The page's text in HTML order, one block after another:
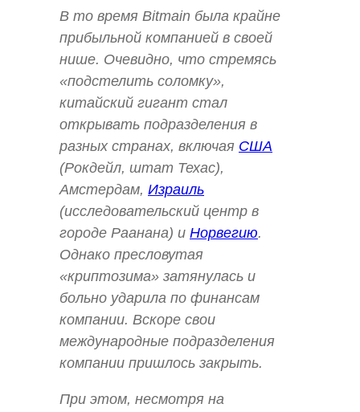
В то время Bitmain была крайне
прибыльной компанией в своей
нише. Очевидно, что стремясь
«подстелить соломку»,
китайский гигант стал
открывать подразделения в
разных странах, включая США
(Рокдейл, штат Техас),
Амстердам, Израиль
(исследовательский центр в
городе Раанана) и Норвегию.
Однако пресловутая
«криптозима» затянулась и
больно ударила по финансам
компании. Вскоре свои
международные подразделения
компании пришлось закрыть.
При этом, несмотря на